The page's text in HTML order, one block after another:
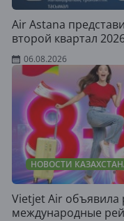
Air Astana
второй квартал
06.08.2026
НОВОСТИ
Vietjet Air объявила
международные